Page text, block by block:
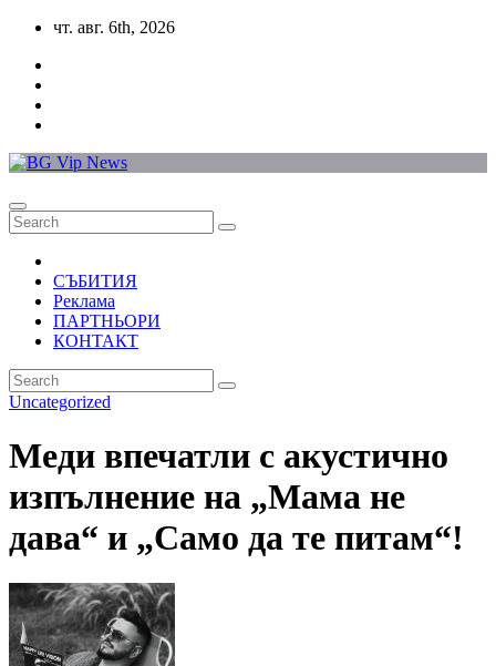
Skip
content
чт. авг. 6th, 2026
СЪБИТИЯ
Реклама
ПАРТНЬОРИ
КОНТАКТ
Uncategorized
Меди впечатли с акустично
изпълнение на „Мама не
дава“ и „Само да те питам“!